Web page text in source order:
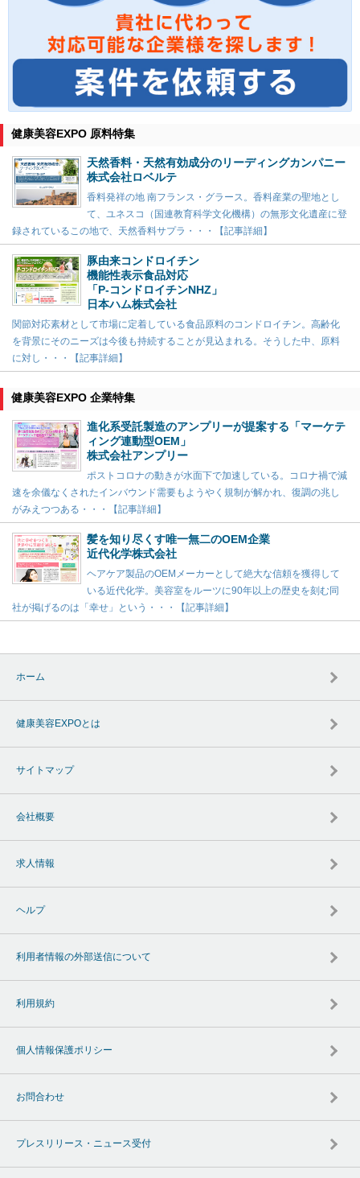
健康美容EXPO 原料特集
天然香料・天然有効成分のリーディングカンパニー
株式会社ロベルテ
香料発祥の地 南フランス・グラース。香料産業の聖地とし
て、ユネスコ（国連教育科学文化機構）の無形文化遺産に登
録されているこの地で、天然香料サプラ・・・【記事詳細】
豚由来コンドロイチン
機能性表示食品対応
「P-コンドロイチンNHZ」
日本ハム株式会社
関節対応素材として市場に定着している食品原料のコンドロイチン。高齢化
を背景にそのニーズは今後も持続することが見込まれる。そうした中、原料
に対し・・・【記事詳細】
健康美容EXPO 企業特集
進化系受託製造のアンプリーが提案する「マーケテ
ィング連動型OEM」
株式会社アンプリー
ポストコロナの動きが水面下で加速している。コロナ禍で減
速を余儀なくされたインバウンド需要もようやく規制が解かれ、復調の兆し
がみえつつある・・・【記事詳細】
髪を知り尽くす唯一無二のOEM企業
近代化学株式会社
ヘアケア製品のOEMメーカーとして絶大な信頼を獲得して
いる近代化学。美容室をルーツに90年以上の歴史を刻む同
社が掲げるのは「幸せ」という・・・【記事詳細】
ホーム
健康美容EXPOとは
サイトマップ
会社概要
求人情報
ヘルプ
利用者情報の外部送信について
利用規約
個人情報保護ポリシー
お問合わせ
プレスリリース・ニュース受付